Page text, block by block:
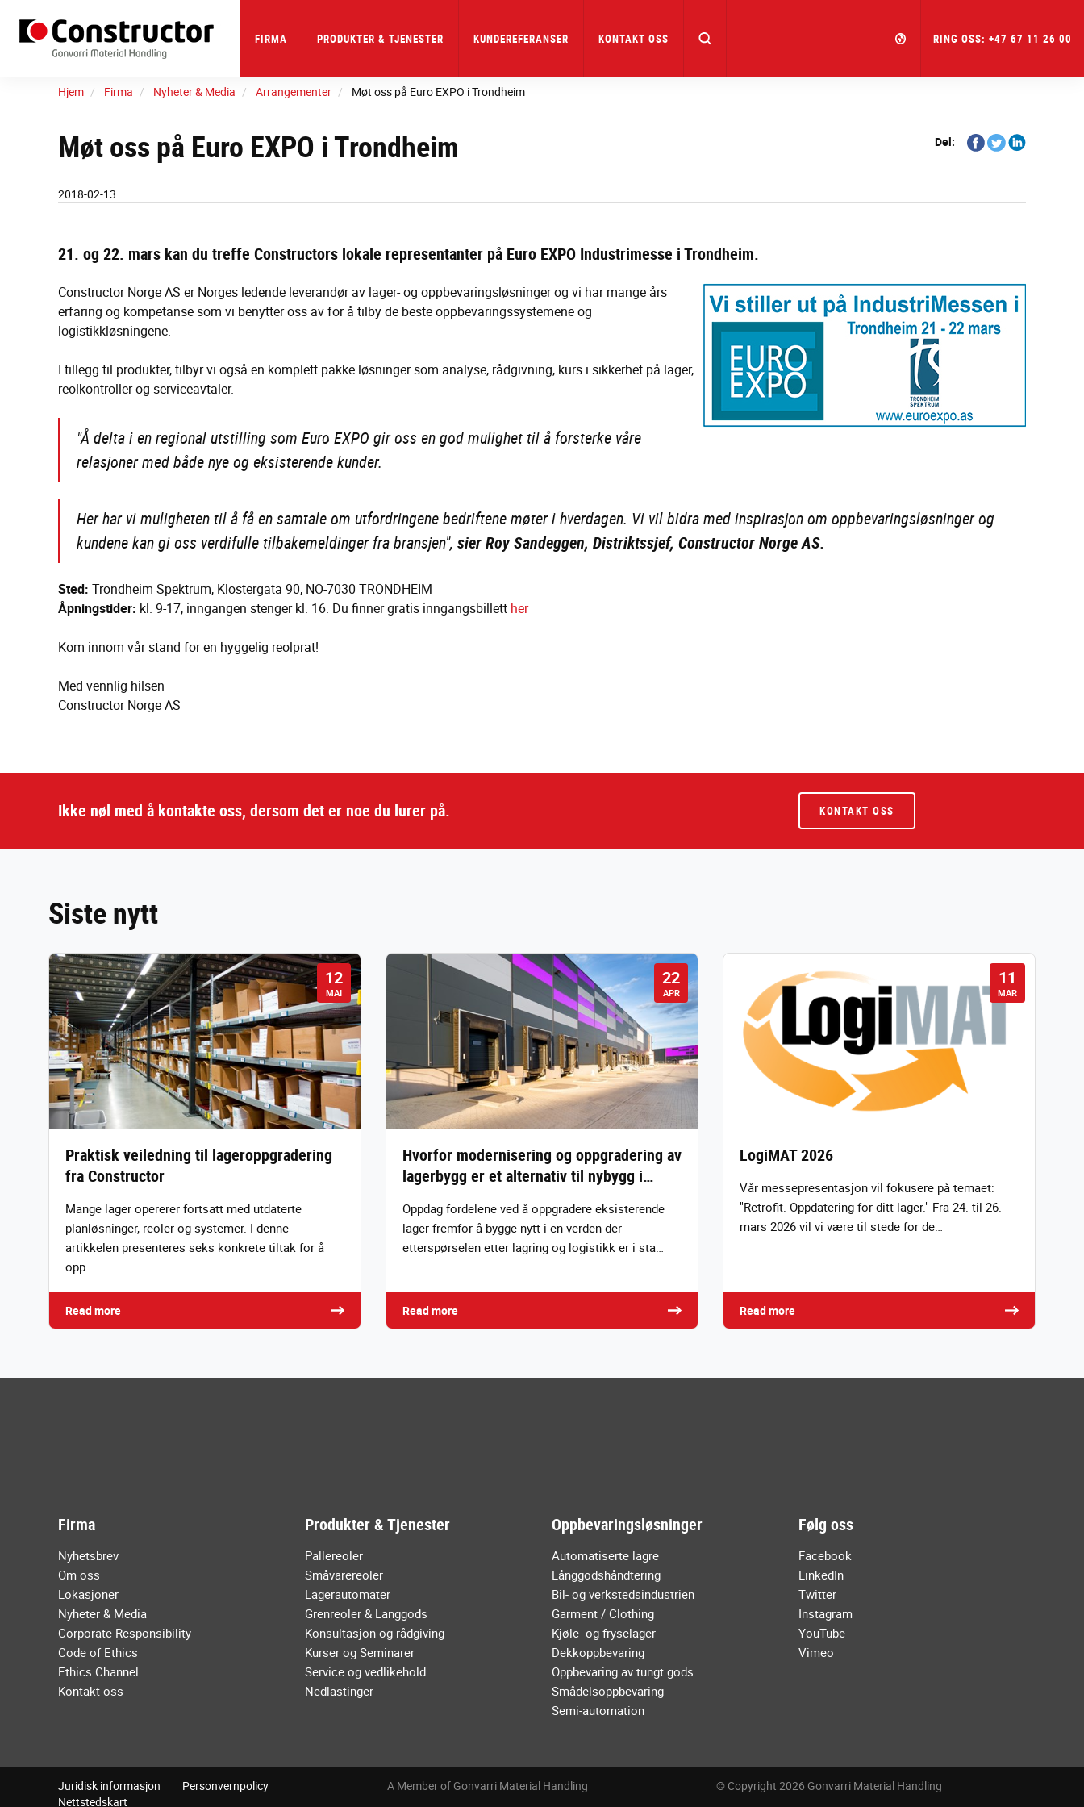
main
FIRMA PRODUKTER & TJENESTER KUNDEREFERANSER KONTAKT OSS RING OSS: +47 67 11 26 00
Hjem Firma Nyheter & Media Arrangementer Møt oss på Euro EXPO i Trondheim
Møt oss på Euro EXPO i Trondheim
2018-02-13
Del:
Share
on
Share
on
Share
21. og 22. mars kan du treffe Constructors lokale representanter på Euro EXPO Industrimesse i Trondheim.
Constructor Norge AS er Norges ledende leverandør av lager- og oppbevaringsløsninger og vi har mange års
erfaring og kompetanse som vi benytter oss av for å tilby de beste oppbevaringssystemene og
logistikkløsningene.
I tillegg til produkter, tilbyr vi også en komplett pakke løsninger som analyse, rådgivning, kurs i sikkerhet på lager,
reolkontroller og serviceavtaler.
"Å delta i en regional utstilling som Euro EXPO gir oss en god mulighet til å forsterke våre
relasjoner med både nye og eksisterende kunder.
Her har vi muligheten til å få en samtale om utfordringene bedriftene møter i hverdagen. Vi vil bidra med inspirasjon om oppbevaringsløsninger og
kundene kan gi oss verdifulle tilbakemeldinger fra bransjen", sier Roy Sandeggen, Distriktssjef, Constructor Norge AS.
Sted: Trondheim Spektrum, Klostergata 90, NO-7030 TRONDHEIM
Åpningstider: kl. 9-17, inngangen stenger kl. 16. Du finner gratis inngangsbillett her
Kom innom vår stand for en hyggelig reolprat!
Med vennlig hilsen
Constructor Norge AS
Ikke nøl med å kontakte oss, dersom det er noe du lurer på. KONTAKT OSS
Siste nytt
12
MAI
Praktisk veiledning til lageroppgradering
fra Constructor
Mange lager opererer fortsatt med utdaterte
planløsninger, reoler og systemer. I denne
artikkelen presenteres seks konkrete tiltak for å
opp…
Read more
22
APR
Hvorfor modernisering og oppgradering av
lagerbygg er et alternativ til nybygg i…
Oppdag fordelene ved å oppgradere eksisterende
lager fremfor å bygge nytt i en verden der
etterspørselen etter lagring og logistikk er i sta…
Read more
11
MAR
LogiMAT 2026
Vår messepresentasjon vil fokusere på temaet:
"Retrofit. Oppdatering for ditt lager." Fra 24. til 26.
mars 2026 vil vi være til stede for de…
Read more
Firma
Nyhetsbrev
Om oss
Lokasjoner
Nyheter & Media
Corporate Responsibility
Code of Ethics
Ethics Channel
Kontakt oss
Produkter & Tjenester
Pallereoler
Småvarereoler
Lagerautomater
Grenreoler & Langgods
Konsultasjon og rådgiving
Kurser og Seminarer
Service og vedlikehold
Nedlastinger
Oppbevaringsløsninger
Automatiserte lagre
Långgodshåndtering
Bil- og verkstedsindustrien
Garment / Clothing
Kjøle- og fryselager
Dekkoppbevaring
Oppbevaring av tungt gods
Smådelsoppbevaring
Semi-automation
Følg oss
Facebook
LinkedIn
Twitter
Instagram
YouTube
Vimeo
Juridisk informasjon
Personvernpolicy
Nettstedskart
A Member of Gonvarri Material Handling © Copyright 2026 Gonvarri Material Handling